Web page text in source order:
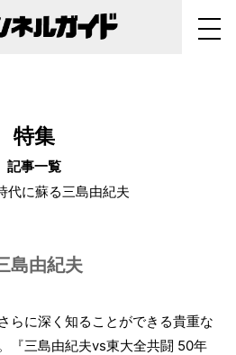
特集
記事一覧
島由紀夫
らに深く知ることができる貴重な
『三島由紀夫vs東大全共闘 50年